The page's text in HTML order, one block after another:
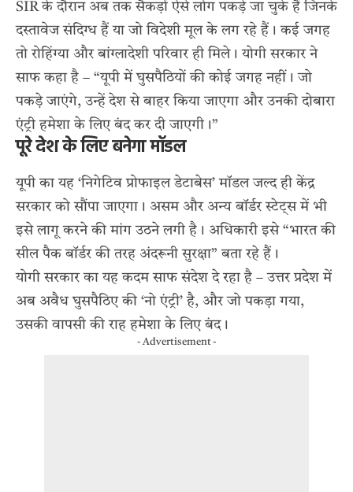
SIR के दौरान अब तक सैकड़ों ऐसे लोग पकड़े जा चुके हैं जिनके
दस्तावेज संदिग्ध हैं या जो विदेशी मूल के लग रहे हैं। कई जगह
तो रोहिंग्या और बांग्लादेशी परिवार ही मिले। योगी सरकार ने
साफ कहा है – “यूपी में घुसपैठियों की कोई जगह नहीं। जो
पकड़े जाएंगे, उन्हें देश से बाहर किया जाएगा और उनकी दोबारा
एंट्री हमेशा के लिए बंद कर दी जाएगी।”
पूरे देश के लिए बनेगा मॉडल
यूपी का यह ‘निगेटिव प्रोफाइल डेटाबेस’ मॉडल जल्द ही केंद्र
सरकार को सौंपा जाएगा। असम और अन्य बॉर्डर स्टेट्स में भी
इसे लागू करने की मांग उठने लगी है। अधिकारी इसे “भारत की
सील पैक बॉर्डर की तरह अंदरूनी सुरक्षा” बता रहे हैं।
योगी सरकार का यह कदम साफ संदेश दे रहा है – उत्तर प्रदेश में
अब अवैध घुसपैठिए की ‘नो एंट्री’ है, और जो पकड़ा गया,
उसकी वापसी की राह हमेशा के लिए बंद।
- Advertisement -